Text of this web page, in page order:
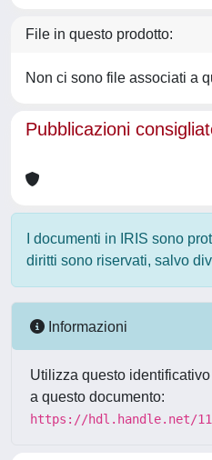
File in questo prodotto:
Non ci sono file associati a
Pubblicazioni
I documenti in IRIS sono
diritti sono riservati, salvo
Informazioni
Utilizza questo
a questo documento:
https://hdl.handle.net/